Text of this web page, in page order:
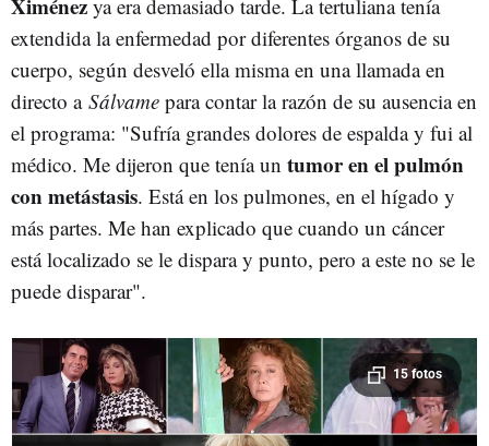
ya era demasiado tarde. La tertuliana tenía
extendida la enfermedad por diferentes órganos de su
cuerpo, según desveló ella misma en una llamada en
directo a Sálvame para contar la razón de su ausencia en
el programa: "Sufría grandes dolores de espalda y fui al
médico. Me dijeron que tenía un tumor en el pulmón
con metástasis. Está en los pulmones, en el hígado y
más partes. Me han explicado que cuando un cáncer
está localizado se le dispara y punto, pero a este no se le
puede disparar".
15 fotos